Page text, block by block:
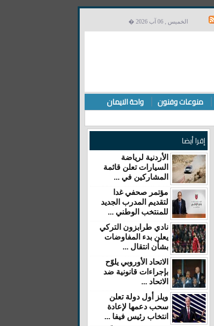
الخميس , 06 آب 2026 �
منوعات وفنون واحة الايمان
إقرا أيضا
الأردنية لرياضة
السيارات تعلن قائمة
المشاركين في ...
مؤتمر صحفي غدا
لتقديم المدرب الجديد
للمنتخب الوطني ...
نادي طرابزون التركي
يعلن بدء المفاوضات
بشأن انتقال ...
الاتحاد الأوروبي يلوّح
بإجراءات قانونية ضد
الاتحاد ...
ويلز أول دولة تعلن
سحب دعمها لإعادة
انتخاب رئيس فيفا ...